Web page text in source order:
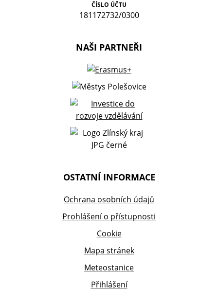
ČÍSLO ÚČTU
181172732/0300
NAŠI PARTNEŘI
OSTATNÍ INFORMACE
Ochrana osobních údajů
Prohlášení o přístupnosti
Cookie
Mapa stránek
Meteostanice
Přihlášení